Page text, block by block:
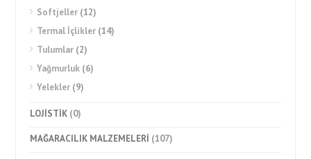
Softjeller (12)
Termal İçlikler (14)
Tulumlar (2)
Yağmurluk (6)
Yelekler (9)
LOJİSTİK (0)
MAĞARACILIK MALZEMELERİ (107)